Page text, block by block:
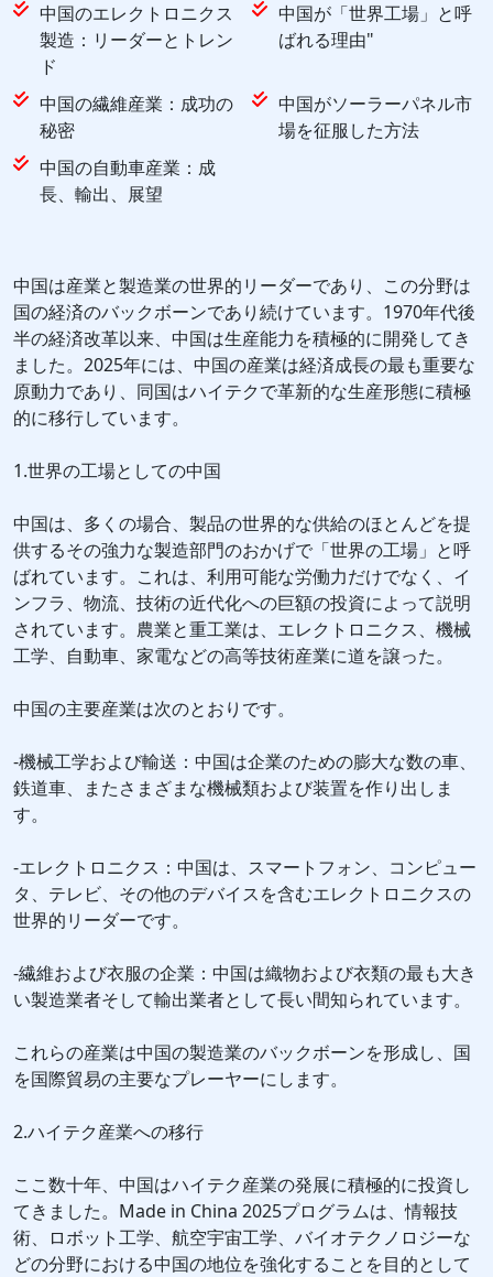
中国のエレクトロニクス
製造：リーダーとトレン
ド
中国が「世界工場」と呼
ばれる理由"
中国の繊維産業：成功の
秘密
中国がソーラーパネル市
場を征服した方法
中国の自動車産業：成
長、輸出、展望
中国は産業と製造業の世界的リーダーであり、この分野は
国の経済のバックボーンであり続けています。1970年代後
半の経済改革以来、中国は生産能力を積極的に開発してき
ました。2025年には、中国の産業は経済成長の最も重要な
原動力であり、同国はハイテクで革新的な生産形態に積極
的に移行しています。
1.世界の工場としての中国
中国は、多くの場合、製品の世界的な供給のほとんどを提
供するその強力な製造部門のおかげで「世界の工場」と呼
ばれています。これは、利用可能な労働力だけでなく、イ
ンフラ、物流、技術の近代化への巨額の投資によって説明
されています。農業と重工業は、エレクトロニクス、機械
工学、自動車、家電などの高等技術産業に道を譲った。
中国の主要産業は次のとおりです。
-機械工学および輸送：中国は企業のための膨大な数の車、
鉄道車、またさまざまな機械類および装置を作り出しま
す。
-エレクトロニクス：中国は、スマートフォン、コンピュー
タ、テレビ、その他のデバイスを含むエレクトロニクスの
世界的リーダーです。
-繊維および衣服の企業：中国は織物および衣類の最も大き
い製造業者そして輸出業者として長い間知られています。
これらの産業は中国の製造業のバックボーンを形成し、国
を国際貿易の主要なプレーヤーにします。
2.ハイテク産業への移行
ここ数十年、中国はハイテク産業の発展に積極的に投資し
てきました。Made in China 2025プログラムは、情報技
術、ロボット工学、航空宇宙工学、バイオテクノロジーな
どの分野における中国の地位を強化することを目的として